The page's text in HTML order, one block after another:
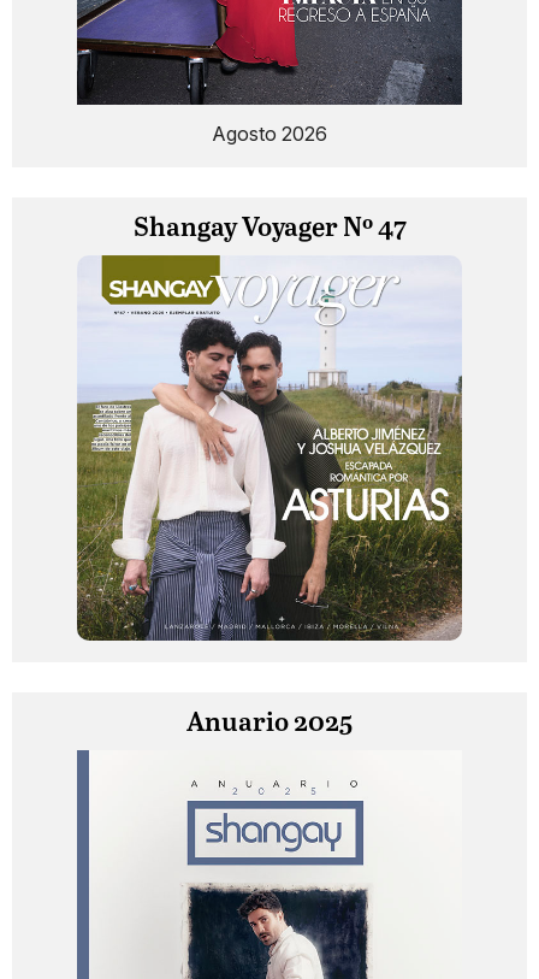
Agosto 2026
Shangay Voyager Nº 47
Anuario 2025